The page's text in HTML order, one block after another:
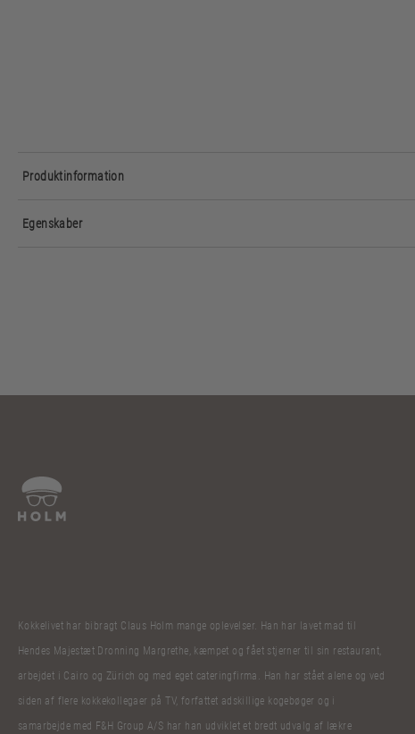
Egenskaber
Produktinformation
Kokkelivet har bibragt Claus Holm mange oplevelser. Han har lavet mad til
Hendes Majestæt Dronning Margrethe, kæmpet og fået stjerner til sin restaurant,
arbejdet i Cairo og Zürich og med eget cateringfirma. Han har stået alene og ved
siden af flere kokkekollegaer på TV, forfattet adskillige kogebøger og i
samarbejde med F&H Group A/S har han udviklet et bredt udvalg af lækre